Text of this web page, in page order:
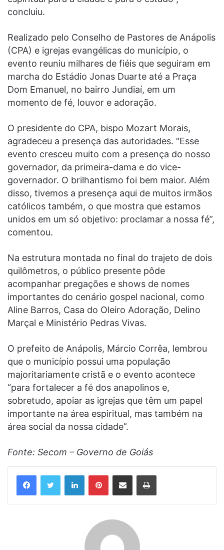
concluiu.
Realizado pelo Conselho de Pastores de Anápolis
(CPA) e igrejas evangélicas do município, o
evento reuniu milhares de fiéis que seguiram em
marcha do Estádio Jonas Duarte até a Praça
Dom Emanuel, no bairro Jundiaí, em um
momento de fé, louvor e adoração.
O presidente do CPA, bispo Mozart Morais,
agradeceu a presença das autoridades. “Esse
evento cresceu muito com a presença do nosso
governador, da primeira-dama e do vice-
governador. O brilhantismo foi bem maior. Além
disso, tivemos a presença aqui de muitos irmãos
católicos também, o que mostra que estamos
unidos em um só objetivo: proclamar a nossa fé”,
comentou.
Na estrutura montada no final do trajeto de dois
quilômetros, o público presente pôde
acompanhar pregações e shows de nomes
importantes do cenário gospel nacional, como
Aline Barros, Casa do Oleiro Adoração, Delino
Marçal e Ministério Pedras Vivas.
O prefeito de Anápolis, Márcio Corrêa, lembrou
que o município possui uma população
majoritariamente cristã e o evento acontece
“para fortalecer a fé dos anapolinos e,
sobretudo, apoiar as igrejas que têm um papel
importante na área espiritual, mas também na
área social da nossa cidade”.
Fonte: Secom – Governo de Goiás
LinkedinPinterestCompartilhar via e-mail Imprimir